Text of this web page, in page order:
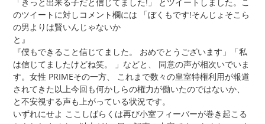
のツイートに対しコメント欄には 「ぼくもです!そんじょそこら
の男よりは賢いんじゃないか
と』
『僕もできること信じてました。 おめでとうございます」「私
は信じてましたけどね笑。 」などと、 同意の声が相次いでいま
す。女性 PRIMEその一方、 これまで数々の皇室特権利用が報道
されてきた以上今回も何かしらの権力が働いたのではないか、
と不安視する声も上がっている状況です。
いずれにせよ ここしばらくは再び小室フィーバーが巻き起こる